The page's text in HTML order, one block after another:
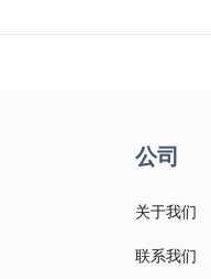
公司
关于我们
联系我们